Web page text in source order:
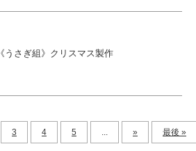
《うさぎ組》クリスマス製作
3 4 5 » 最後 »